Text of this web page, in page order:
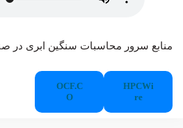
منابع سرور محاسبات سنگین ابری در
HPCWi
re
OCF.C
O